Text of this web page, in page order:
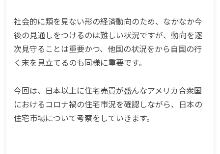
社会的に類を見ない形の経済動向のため、なかなか今
後の見通しをつけるのは難しい状況ですが、動向を逐
次見守ることは重要かつ、他国の状況をから自国の行
く末を見立てるのも同様に重要です。
今回は、日本以上に住宅売買が盛んなアメリカ合衆国
におけるコロナ禍の住宅市況を確認しながら、日本の
住宅市場について考察をしていきます。